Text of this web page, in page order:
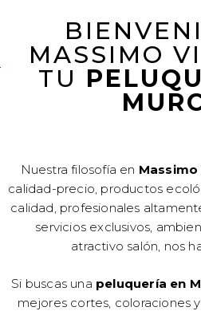
MASSIMO
TU
Nuestra filosofía en
calidad-precio, productos
calidad, profesionales
servicios exclusivos,
atractivo salón, nos
Si buscas una peluquería en
mejores cortes, coloraciones